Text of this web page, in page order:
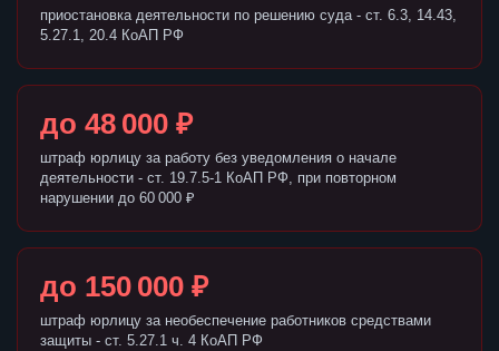
приостановка деятельности по решению суда - ст. 6.3, 14.43,
5.27.1, 20.4 КоАП РФ
до 48 000 ₽
штраф юрлицу за работу без уведомления о начале
деятельности - ст. 19.7.5-1 КоАП РФ, при повторном
нарушении до 60 000 ₽
до 150 000 ₽
штраф юрлицу за необеспечение работников средствами
защиты - ст. 5.27.1 ч. 4 КоАП РФ